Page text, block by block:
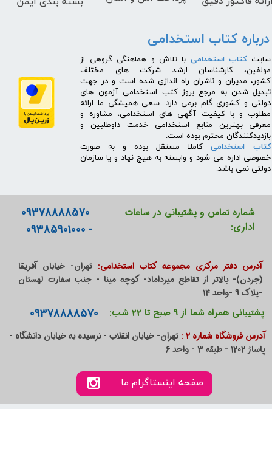
درباره کتاب استخدامی
​سایت کتاب استخدامی با تلاش و هماهنگی گروهی از
مولفین، کارشناسان ارشد شرکت های مختلف
کشور، مدیران و ناشران راه اندازی شده است و در جهت
تبدیل شدن به مرجع بروز کتب استخدامی آزمون های
دولتی و کشوری گام برمی دارد. سعی همیشگی ما ارائه
مطلوب و با کیفیت آگهی های استخدامی، مشاوره و
معرفی بهترین منابع استخدامی خدمت داوطلبین و
بازدیدکنندگان محترم بوده است.
کتاب استخدامیکاملا مستقل بوده و به صورت
خصوصی اداره می شود و وابسته به هیچ نهاد و یا سازمان
دولتی نمی باشد.
شماره تماس و پشتیبانی در ساعات
اداری:
09378888570
- 09385901000
آدرس دفتر مرکزی مجموعه کتاب استخدامی: تهران- خیابان آفریقا
(جردن)- بالاتر از تقاطع میرداماد- کوچه مینا - جنب سفارت لهستان
-پلاک 9 -واحد 14
صفحه اینستاگرام ما
پشتیبانی همراه شما از 9 صبح تا 22 شب: 09378888570
آدرس فروشگاه شماره 2 :
تهران- خیابان انقلاب - نرسیده به خیابان دانشگاه -
پاساژ 1202 - طبقه 3 - واحد 6